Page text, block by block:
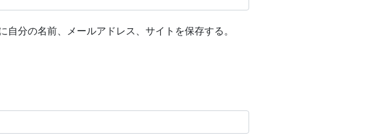
分の名前、メールアドレス、サイトを保存する。